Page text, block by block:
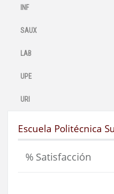
INF
SAUX
LAB
UPE
URI
Escuela Politécnica
% Satisfacción